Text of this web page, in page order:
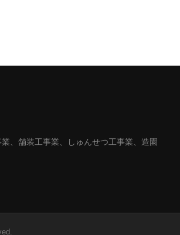
、舗装工事業、しゅんせつ工事業、造園